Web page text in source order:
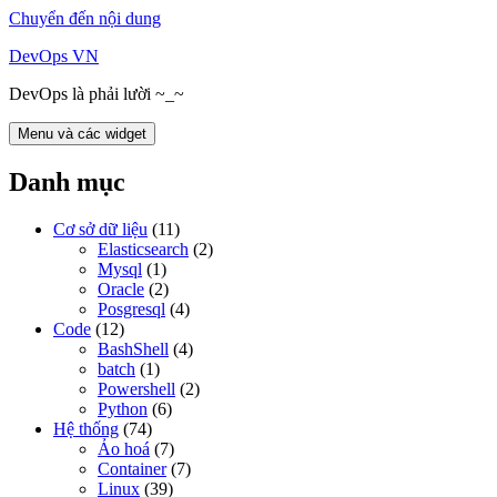
Chuyển đến nội dung
DevOps VN
DevOps là phải lười ~_~
Menu và các widget
Danh mục
Cơ sở dữ liệu (11)
Elasticsearch (2)
Mysql (1)
Oracle (2)
Posgresql (4)
Code (12)
BashShell (4)
batch (1)
Powershell (2)
Python (6)
Hệ thống (74)
Ảo hoá (7)
Container(7)
Linux (39)